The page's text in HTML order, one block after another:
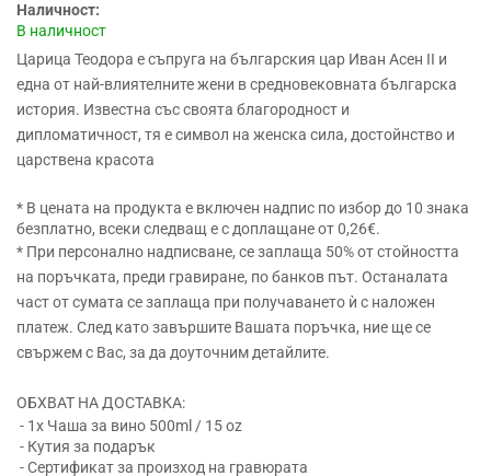
Наличност:
В наличност
Царица Теодора е съпруга на българския цар Иван Асен II и
една от най-влиятелните жени в средновековната българска
история. Известна със своята благородност и
дипломатичност, тя е символ на женска сила, достойнство и
царствена красота
* В цената на продукта е включен надпис по избор до 10 знака
безплатно, всеки следващ е с доплащане от 0,26€.
* При персонално надписване, се заплаща 50% от стойността
на поръчката, преди гравиране, по банков път. Останалата
част от сумата се заплаща при получаването ѝ с наложен
платеж. След като завършите Вашата поръчка, ние ще се
свържем с Вас, за да доуточним детайлите.
ОБХВАТ НА ДОСТАВКА:
- 1x Чаша за вино 500ml / 15 oz
- Кутия за подарък
- Сертификат за произход на гравюрата